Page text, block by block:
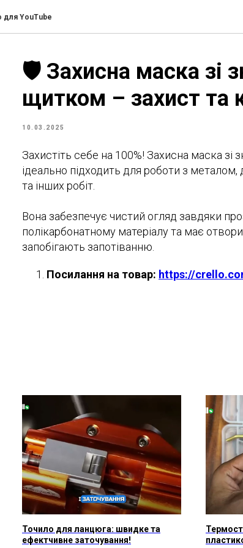
для YouTube
🛡 Захисна маска зі
щитком – захист та
10.03.2025
Захистіть себе на 100%! Захисна маска зі
ідеально підходить для роботи з
та інших робіт.
Вона забезпечує чистий огляд завдяки
полікарбонатному матеріалу та має
запобігають запотіванню.
Посилання на товар: https://
Точило для ланцюга: швидке та
ефектчивне заточування!